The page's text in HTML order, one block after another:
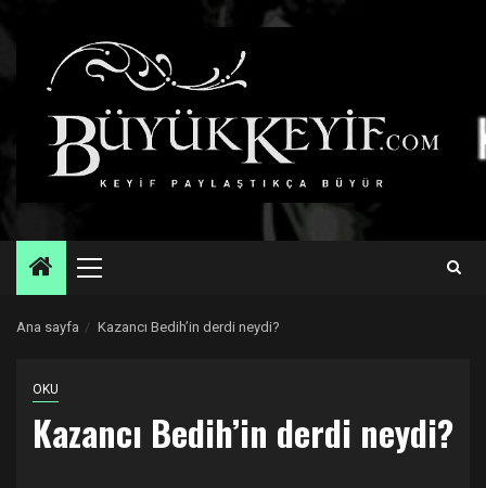
Primary
Ana sayfa Kazancı Bedih’in derdi neydi?
OKU
Kazancı Bedih’in derdi neydi?